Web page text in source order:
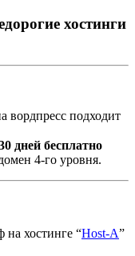
хостинги
вордпресс подходит
дней бесплатно
4-го уровня.
на хостинге “Host-A”